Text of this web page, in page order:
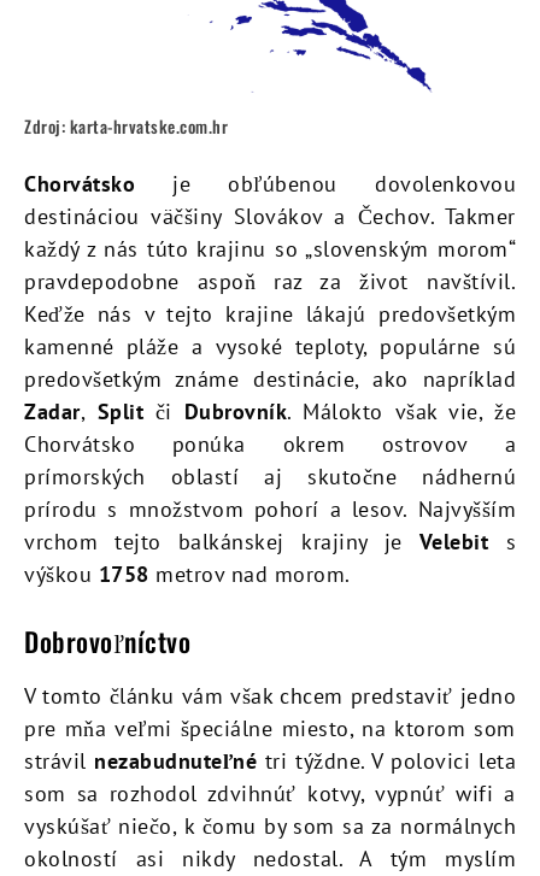
Zdroj: karta-hrvatske.com.hr
Chorvátsko je obľúbenou dovolenkovou
destináciou väčšiny Slovákov a Čechov. Takmer
každý z nás túto krajinu so „slovenským morom“
pravdepodobne aspoň raz za život navštívil.
Keďže nás v tejto krajine lákajú predovšetkým
kamenné pláže a vysoké teploty, populárne sú
predovšetkým známe destinácie, ako napríklad
Zadar, Split či Dubrovník. Málokto však vie, že
Chorvátsko ponúka okrem ostrovov a
prímorských oblastí aj skutočne nádhernú
prírodu s množstvom pohorí a lesov. Najvyšším
vrchom tejto balkánskej krajiny je Velebit s
výškou 1758 metrov nad morom.
Dobrovoľníctvo
V tomto článku vám však chcem predstaviť jedno
pre mňa veľmi špeciálne miesto, na ktorom som
strávil nezabudnuteľné tri týždne. V polovici leta
som sa rozhodol zdvihnúť kotvy, vypnúť wifi a
vyskúšať niečo, k čomu by som sa za normálnych
okolností asi nikdy nedostal. A tým myslím